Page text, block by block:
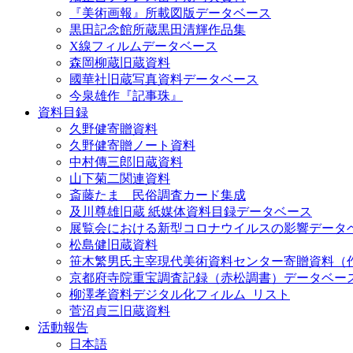
『美術画報』所載図版データベース
黒田記念館所蔵黒田清輝作品集
X線フィルムデータベース
森岡柳蔵旧蔵資料
國華社旧蔵写真資料データベース
今泉雄作『記事珠』
資料目録
久野健寄贈資料
久野健寄贈ノート資料
中村傳三郎旧蔵資料
山下菊二関連資料
斎藤たま 民俗調査カード集成
及川尊雄旧蔵 紙媒体資料目録データベース
展覧会における新型コロナウイルスの影響データ
松島健旧蔵資料
笹木繁男氏主宰現代美術資料センター寄贈資料（
京都府寺院重宝調査記録（赤松調書）データベー
柳澤孝資料デジタル化フィルム_リスト
菅沼貞三旧蔵資料
活動報告
日本語